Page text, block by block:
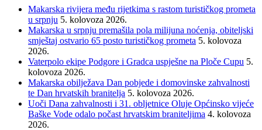
Makarska rivijera među rijetkima s rastom turističkog prometa
u srpnju 5. kolovoza 2026.
Makarska u srpnju premašila pola milijuna noćenja, obiteljski
smještaj ostvario 65 posto turističkog prometa 5. kolovoza
2026.
Vaterpolo ekipe Podgore i Gradca uspješne na Ploče Cupu 5.
kolovoza 2026.
Makarska obilježava Dan pobjede i domovinske zahvalnosti
te Dan hrvatskih branitelja 5. kolovoza 2026.
Uoči Dana zahvalnosti i 31. obljetnice Oluje Općinsko vijeće
Baške Vode odalo počast hrvatskim braniteljima 4. kolovoza
2026.